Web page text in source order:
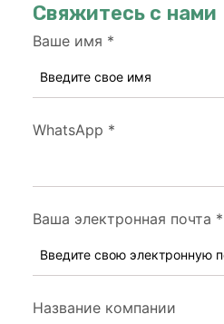
Свяжитесь с нами
Ваше имя *
WhatsApp *
Ваша электронная почта *
Название компании